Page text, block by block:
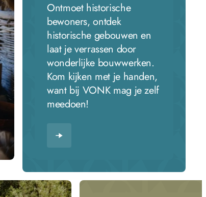
Ontmoet historische
bewoners, ontdek
historische gebouwen en
laat je verrassen door
wonderlijke bouwwerken.
Kom kijken met je handen,
want bij VONK mag je zelf
meedoen!